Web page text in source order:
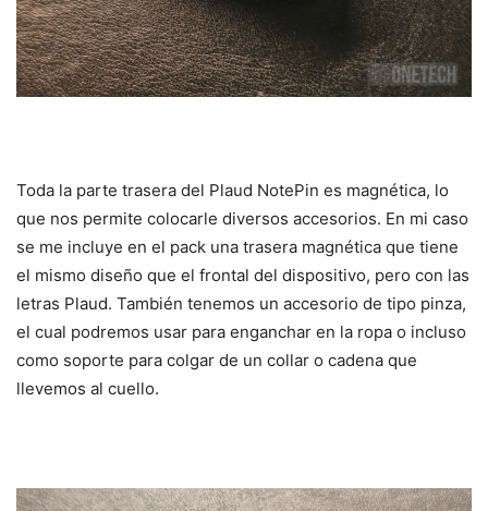
Toda la parte trasera del Plaud NotePin es magnética, lo
que nos permite colocarle diversos accesorios. En mi caso
se me incluye en el pack una trasera magnética que tiene
el mismo diseño que el frontal del dispositivo, pero con las
letras Plaud. También tenemos un accesorio de tipo pinza,
el cual podremos usar para enganchar en la ropa o incluso
como soporte para colgar de un collar o cadena que
llevemos al cuello.